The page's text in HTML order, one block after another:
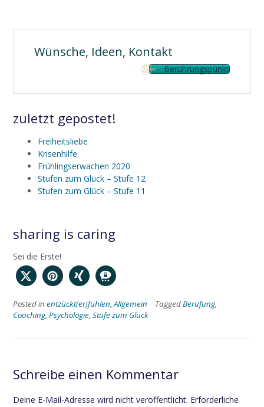
Wünsche, Ideen, Kontakt
Berührungspunkt
zuletzt gepostet!
Freiheitsliebe
Krisenhilfe
Frühlingserwachen 2020
Stufen zum Glück – Stufe 12
Stufen zum Glück – Stufe 11
sharing is caring
Sei die Erste!
Posted in entzückt(er)fühlen,Allgemein TaggedBerufung,
Coaching, Psychologie, Stufe zum Glück
Schreibe einen Kommentar
Deine E-Mail-Adresse wird nicht veröffentlicht. Erforderliche